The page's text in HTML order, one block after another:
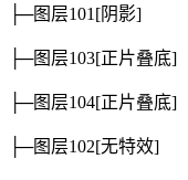
├─图层101[阴影]
├─图层103[正片叠底]
├─图层104[正片叠底]
├─图层102[无特效]